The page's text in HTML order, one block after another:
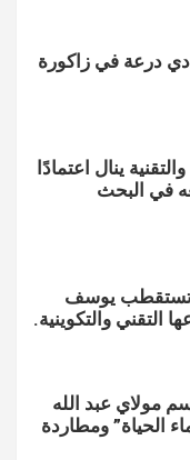
درعة في زاكورة
ينال اعتمادًا
في البحث
تستقطب يوسف
التقني والتكوينية.
مولاي عبد الله
الحياة” ومطاردة